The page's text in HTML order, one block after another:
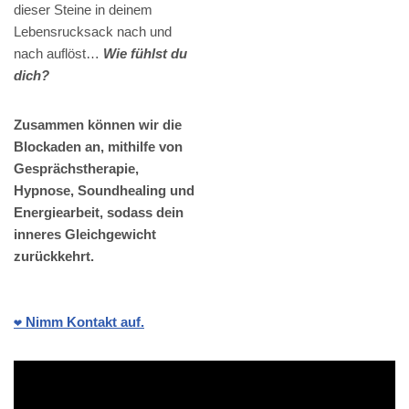
dieser Steine in deinem
Lebensrucksack nach und
nach auflöst… Wie fühlst du
dich?
Zusammen können wir die
Blockaden an, mithilfe von
Gesprächstherapie,
Hypnose, Soundhealing und
Energiearbeit, sodass dein
inneres Gleichgewicht
zurückkehrt.
❤️ Nimm Kontakt auf.